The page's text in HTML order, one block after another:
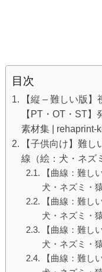
目次
【縦 – 難しい版
【PT・OT・ST】
素材集 | rehaprint-
【子供向け】難
線（絵：犬・ネズ
【曲線：難し
犬・ネズミ・
【曲線：難し
犬・ネズミ・
【曲線：難し
犬・ネズミ・
【曲線：難し